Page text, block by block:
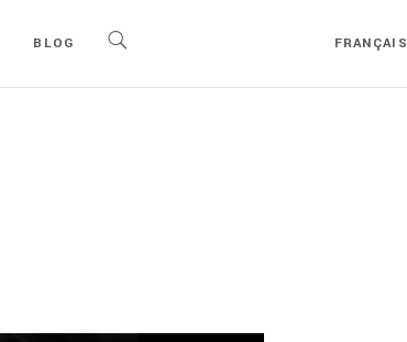
BLOG FRANÇAIS